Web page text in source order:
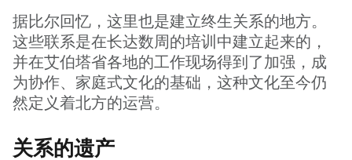
据比尔回忆，这里也是建立终生关系的地方。
这些联系是在长达数周的培训中建立起来的，
并在艾伯塔省各地的工作现场得到了加强，成
为协作、家庭式文化的基础，这种文化至今仍
然定义着北方的运营。
关系的遗产